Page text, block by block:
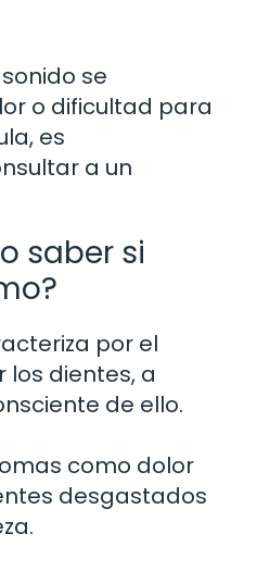
se
o dificultad para
es
a un
saber si
por el
dientes, a
de ello.
como dolor
desgastados